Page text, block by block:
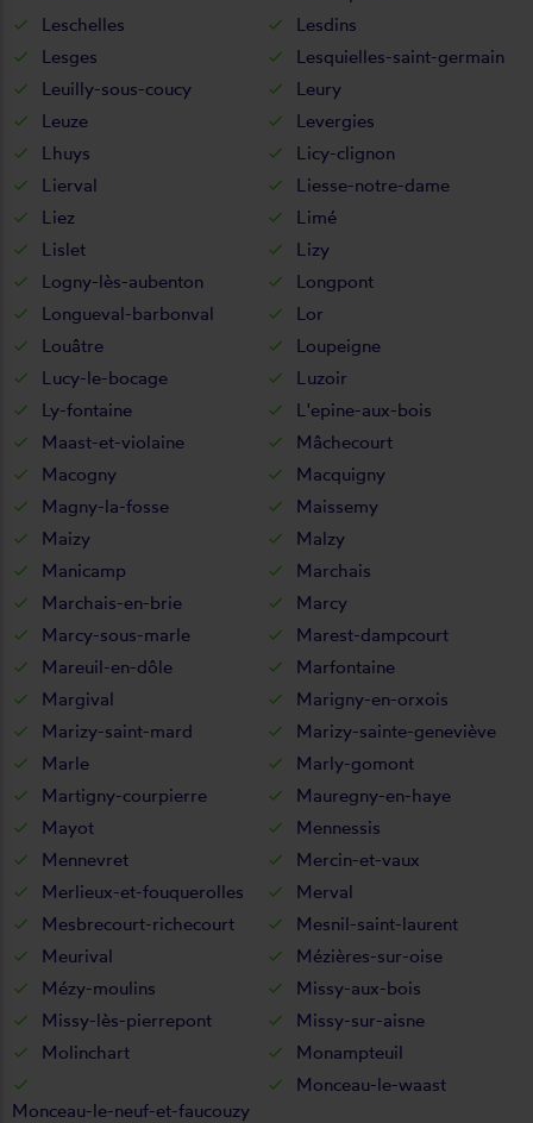
Leschelles
Lesdins
Lesges
Lesquielles-saint-germain
Leuilly-sous-coucy
Leury
Leuze
Levergies
Lhuys
Licy-clignon
Lierval
Liesse-notre-dame
Liez
Limé
Lislet
Lizy
Logny-lès-aubenton
Longpont
Longueval-barbonval
Lor
Louâtre
Loupeigne
Lucy-le-bocage
Luzoir
Ly-fontaine
L'epine-aux-bois
Maast-et-violaine
Mâchecourt
Macogny
Macquigny
Magny-la-fosse
Maissemy
Maizy
Malzy
Manicamp
Marchais
Marchais-en-brie
Marcy
Marcy-sous-marle
Marest-dampcourt
Mareuil-en-dôle
Marfontaine
Margival
Marigny-en-orxois
Marizy-saint-mard
Marizy-sainte-geneviève
Marle
Marly-gomont
Martigny-courpierre
Mauregny-en-haye
Mayot
Mennessis
Mennevret
Mercin-et-vaux
Merlieux-et-fouquerolles
Merval
Mesbrecourt-richecourt
Mesnil-saint-laurent
Meurival
Mézières-sur-oise
Mézy-moulins
Missy-aux-bois
Missy-lès-pierrepont
Missy-sur-aisne
Molinchart
Monampteuil
Monceau-le-neuf-et-faucouzy
Monceau-le-waast